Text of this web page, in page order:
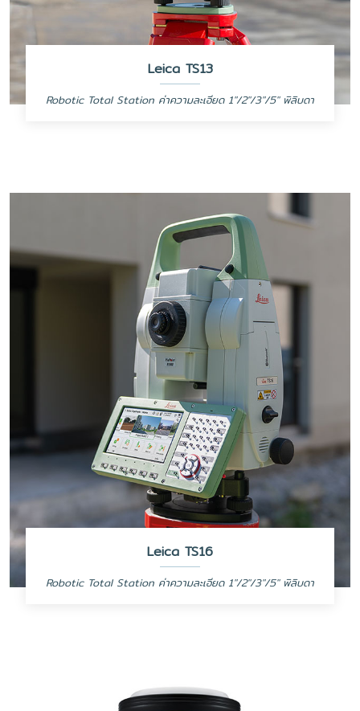
Leica TS13
Robotic Total Station ค่าความละเอียด 1"/2"/3"/5" พิลิบดา
Leica TS16
Robotic Total Station ค่าความละเอียด 1"/2"/3"/5" พิลิบดา